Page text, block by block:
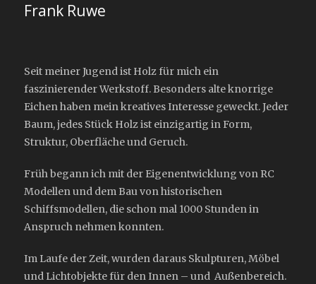
Frank Ruwe
Seit meiner Jugend ist Holz für mich ein
faszinierender Werkstoff. Besonders alte knorrige
Eichen haben mein kreatives Interesse geweckt. Jeder
Baum, jedes Stück Holz ist einzigartig in Form,
Struktur, Oberfläche und Geruch.
Früh begann ich mit der Eigenentwicklung von RC
Modellen und dem Bau von historischen
Schiffsmodellen, die schon mal 1000 Stunden in
Anspruch nehmen konnten.
Im Laufe der Zeit, wurden daraus Skulpturen, Möbel
und Lichtobjekte für den Innen – und Außenbereich.